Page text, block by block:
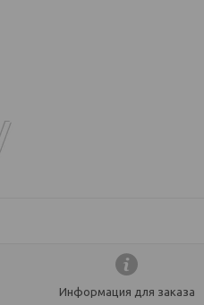
Информация для заказа